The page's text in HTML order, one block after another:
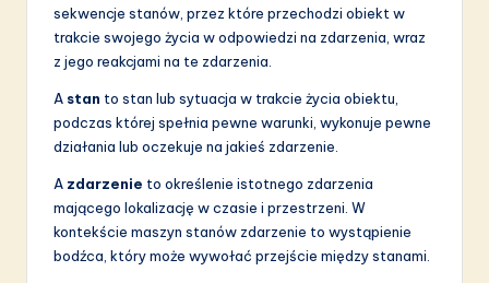
sekwencje stanów, przez które przechodzi obiekt w
trakcie swojego życia w odpowiedzi na zdarzenia, wraz
z jego reakcjami na te zdarzenia.
A stan to stan lub sytuacja w trakcie życia obiektu,
podczas której spełnia pewne warunki, wykonuje pewne
działania lub oczekuje na jakieś zdarzenie.
A zdarzenie to określenie istotnego zdarzenia
mającego lokalizację w czasie i przestrzeni. W
kontekście maszyn stanów zdarzenie to wystąpienie
bodźca, który może wywołać przejście między stanami.